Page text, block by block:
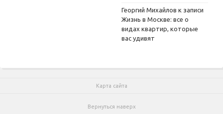
Георгий Михайлов к записи
Жизнь в Москве: все о
видах квартир, которые
вас удивят
Карта сайта
Вернуться наверх